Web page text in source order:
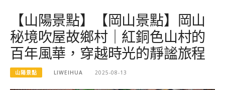
【山陽景點】【岡山景點】岡山
秘境吹屋故鄉村｜紅銅色山村的
百年風華，穿越時光的靜謐旅程
山陽景點 LIWEIHUA 2025-08-13